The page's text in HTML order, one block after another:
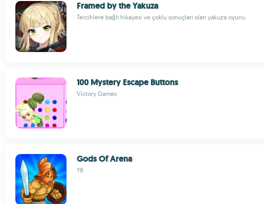
Framed by the Yakuza
Tercihlere bağlı hikayesi ve çoklu sonuçları olan yakuza oyunu
100 Mystery Escape Buttons
Victory Games
Gods Of Arena
Y8